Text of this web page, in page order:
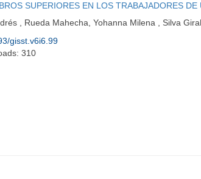
SUPERIORES EN LOS TRABAJADORES
, Rueda Mahecha, Yohanna Milena , Silva
gisst.v6i6.99
310